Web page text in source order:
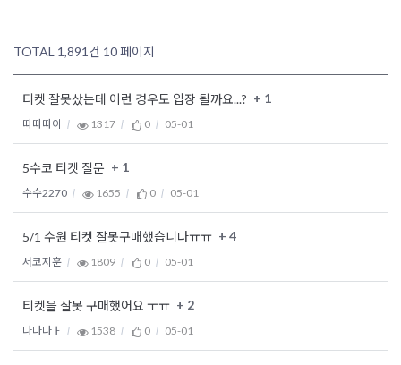
TOTAL 1,891건 10 페이지
티켓 잘못샀는데 이런 경우도 입장 될까요...? + 1
따따따이 1317 0 05-01
5수코 티켓 질문 + 1
수수2270 1655 0 05-01
5/1 수원 티켓 잘못구매했습니다ㅠㅠ + 4
서코지훈 1809 0 05-01
티켓을 잘못 구매했어요 ㅜㅠ + 2
나나나ㅏ 1538 0 05-01